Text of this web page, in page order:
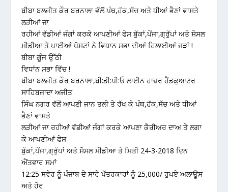
ਬੀਬਾ ਬਲਜੀਤ ਕੌਰ ਬਰਨਾਲਾ ਵੱਲੋਂ ਪੰਥ,ਹੱਕ,ਸੱਚ ਅਤੇ ਧੀਆਂ ਭੈਣਾਂ ਵਾਸਤੇ
ਲੜੀਆਂ ਜਾ
ਰਹੀਆਂ ਵੱਡੀਆਂ ਜੰਗਾਂ ਕਰਕੇ ਆਪਣੀਆਂ ਫੇਸ ਬੁੱਕਾਂ,ਪੇਂਜਾ,ਗ੍ਰੁੱਪਾਂ ਅਤੇ ਸੋਸਲ
ਮੀਡੀਆ ਤੇ ਪਾਈਆਂ ਪੋਸਟਾਂ ਨੇ ਵਿਧਾਨ ਸਭਾ ਦੀਆਂ ਹਿਲਾਈਆਂ ਜੜਾਂ !
ਬੀਬਾ ਗੂੰਜ ਉੱਠੀ
ਵਿਧਾਂਨ ਸਭਾ ਵਿੱਚ !
ਬੀਬਾ ਬਲਜੀਤ ਕੌਰ ਬਰਨਾਲਾ,ਬੀ:ਡੀ:ਪੀ:ਓ ਲਾਈਨ ਹਾਜ਼ਰ ਹੈੱਡਕੁਆਟਰ
ਸਾਹਿਬਜ਼ਾਦਾ ਅਜੀਤ
ਸਿੰਘ ਨਗਰ ਵੱਲੋਂ ਆਪਣੀ ਜਾਨ ਤਲੀ ਤੇ ਰੱਖ ਕੇ ਪੰਥ,ਹੱਕ,ਸੱਚ ਅਤੇ ਧੀਆਂ
ਭੈਣਾਂ ਵਾਸਤੇ
ਲੜੀਆਂ ਜਾ ਰਹੀਆਂ ਵੱਡੀਆਂ ਜੰਗਾਂ ਕਰਕੇ ਆਪਣਾ ਕੈਰੀਅਰ ਦਾਅ ਤੇ ਲਗਾ
ਕੇ ਆਪਣੀਆਂ ਫੇਸ
ਬੁੱਕਾਂ,ਪੇਂਜਾ,ਗ੍ਰੁੱਪਾਂ ਅਤੇ ਸੋਸਲ ਮੀਡੀਆ ਤੇ ਮਿਤੀ 24-3-2018 ਦਿਨ
ਐਂਤਵਾਰ ਸਮਾਂ
12:25 ਸਵੇਰ ਨੂੰ ਪੰਜਾਬ ਦੇ ਸਾਰੇ ਪੱਤਰਕਾਰਾਂ ਨੂੰ 25,000/ ਰੁਪਏ ਅਲਾਊਸ
ਅਤੇ ਹੋਰ